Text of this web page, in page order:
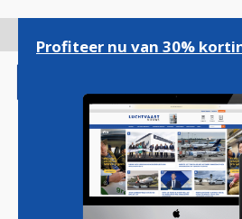
gaan
Magazine Podcasts
Profiteer nu van 30%